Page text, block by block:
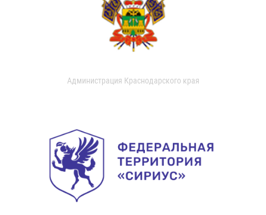
Администрация Краснодарского края